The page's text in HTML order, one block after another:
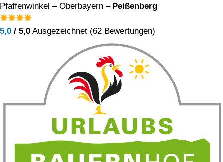
Pfaffenwinkel – Oberbayern – Peißenberg
5,0 / 5,0 Ausgezeichnet (62 Bewertungen)